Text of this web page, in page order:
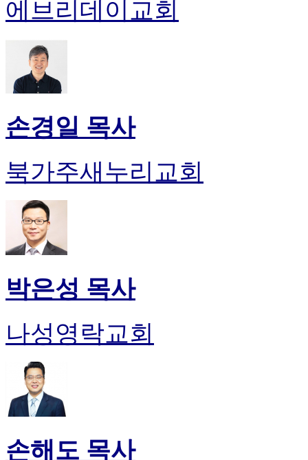
에브리데이교회
손경일 목사
북가주새누리교회
박은성 목사
나성영락교회
손해도 목사